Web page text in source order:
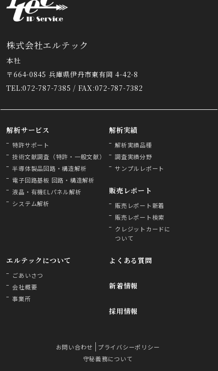
株式会社エルテック
本社
〒664-0845 兵庫県伊丹市東有岡 4-42-8
TEL:072-787-7385 / FAX:072-787-7382
解析サービス
特許サポート
技術文献調査（特許・一般文献）
半導体製品回路・構造解析
電子回路基板 回路・構造解析
液晶・有機ELパネル解析
システム解析
解析実績
解析実績品種
調査実績分野
サンプルレポート
販売レポート
販売レポート新着
販売レポート検索
クレジットカードに
ついて
エルテックについて
ごあいさつ
会社概要
事業所
よくある質問
新着情報
採用情報
お問い合わせ
プライバシーポリシー
守秘義務について